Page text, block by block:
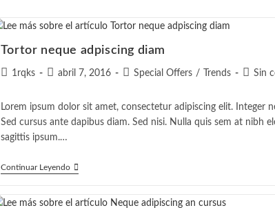
Tortor neque adpiscing diam
Autor
la
entrada:
1rqks
Publicación
entrada:
abril 7, 2016
Categoría
entrada:
Special Offers / Trends
la
entrada:
Sin
Lorem ipsum dolor sit amet, consectetur adipiscing elit. Integer
Sed cursus ante dapibus diam. Sed nisi. Nulla quis sem at nibh
sagittis ipsum.…
Continuar LeyendoTortor
Diam